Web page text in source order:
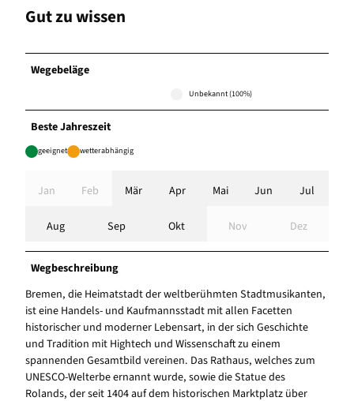
Gut zu wissen
Wegebeläge
Unbekannt (100%)
Beste Jahreszeit
geeignet wetterabhängig
Jan Feb Mär Apr Mai Jun Jul
Aug Sep Okt Nov Dez
Wegbeschreibung
Bremen, die Heimatstadt der weltberühmten Stadtmusikanten,
ist eine Handels- und Kaufmannsstadt mit allen Facetten
historischer und moderner Lebensart, in der sich Geschichte
und Tradition mit Hightech und Wissenschaft zu einem
spannenden Gesamtbild vereinen. Das Rathaus, welches zum
UNESCO-Welterbe ernannt wurde, sowie die Statue des
Rolands, der seit 1404 auf dem historischen Marktplatz über